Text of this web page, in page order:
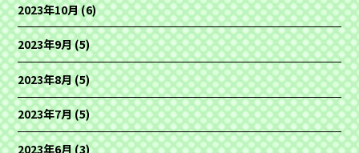
2023年10月(6)
2023年9月(5)
2023年8月(5)
2023年7月(5)
2023年6月(3)